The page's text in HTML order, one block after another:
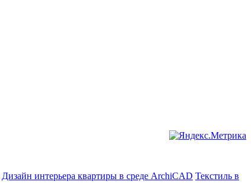
Дизайн интерьера квартиры в среде ArchiCAD Текстиль в